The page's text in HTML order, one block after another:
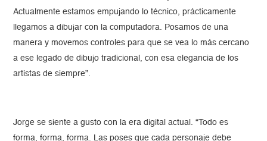
Actualmente estamos empujando lo técnico, prácticamente
llegamos a dibujar con la computadora. Posamos de una
manera y movemos controles para que se vea lo más cercano
a ese legado de dibujo tradicional, con esa elegancia de los
artistas de siempre”.
Jorge se siente a gusto con la era digital actual. “Todo es
forma, forma, forma. Las poses que cada personaje debe